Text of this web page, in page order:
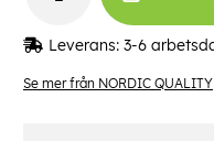
Se mer från NORDIC QUALITY
Leverans: 3-6